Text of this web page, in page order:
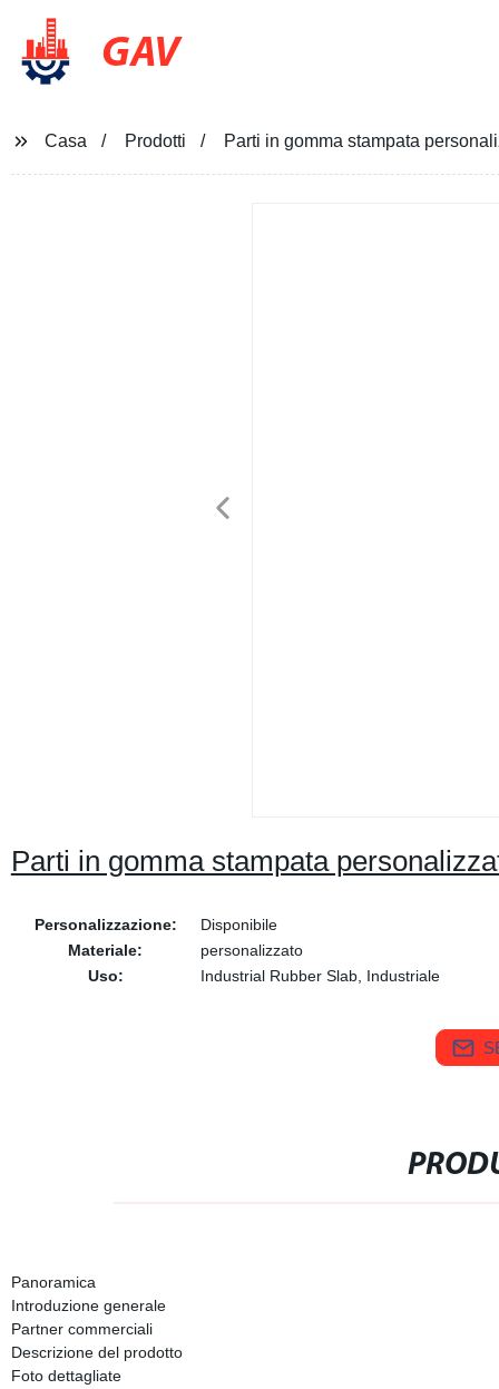
GAV
Casa Prodotti Parti in gomma stampata
Parti in gomma stampata
Personalizzazione:
Disponibile
Materiale:
personalizzato
Uso:
Industrial Rubber Slab, Industriale
Panoramica
Introduzione generale
Partner commerciali
Descrizione del prodotto
Foto dettagliate